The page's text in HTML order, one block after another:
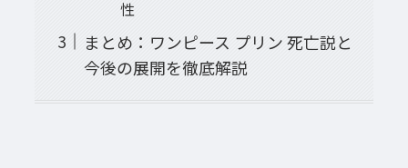
性
まとめ：ワンピース プリン 死亡説と
今後の展開を徹底解説